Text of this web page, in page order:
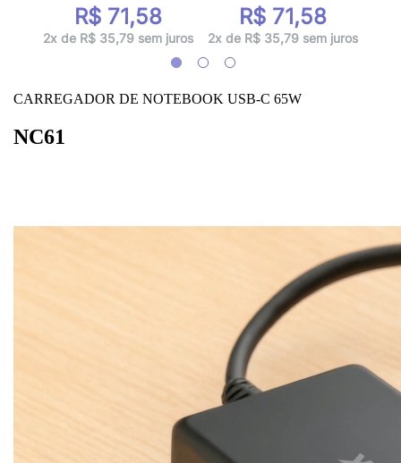
R$ 71,58
2x de R$ 35,79 sem juros
R$ 71,58
2x de R$ 35,79 sem juros